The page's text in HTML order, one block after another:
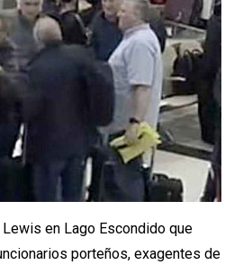
en Lago Escondido que
porteños, exagentes de